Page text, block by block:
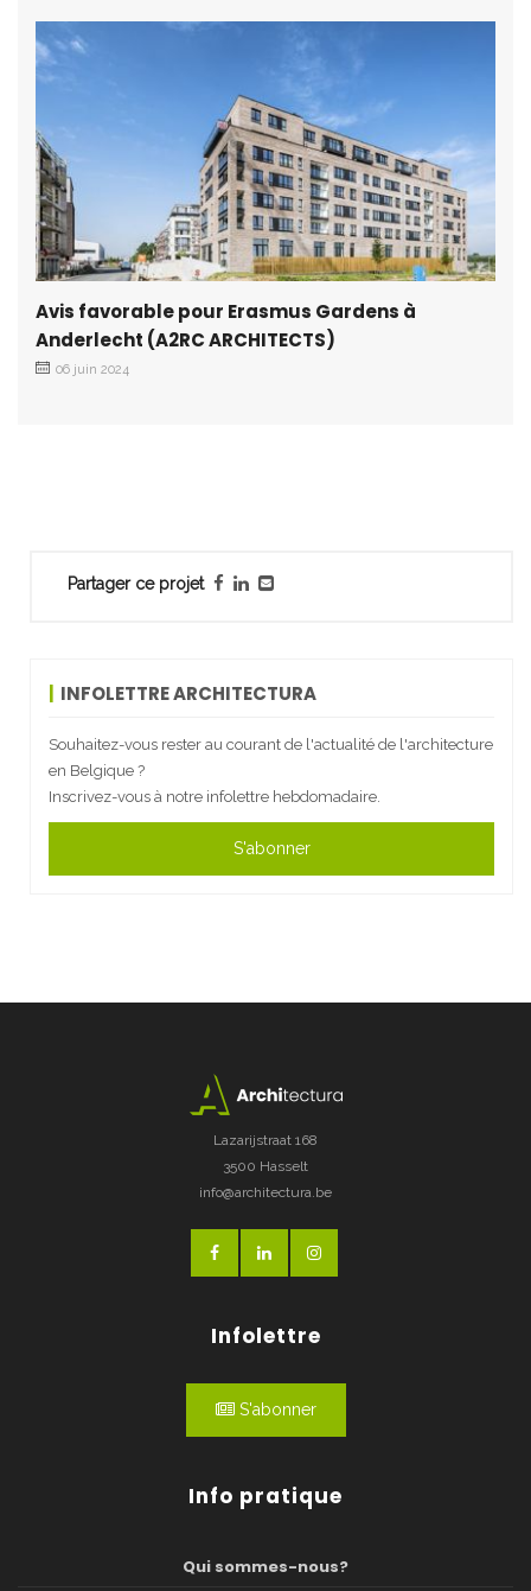
Partager ce projet
INFOLETTRE ARCHITECTURA
Souhaitez-vous rester au courant de l'actualité de l'architecture
en Belgique ?
Inscrivez-vous à notre infolettre hebdomadaire.
S'abonner
Avis favorable pour Erasmus Gardens à
Anderlecht (A2RC ARCHITECTS)
06 juin 2024
Lazarijstraat 168
3500 Hasselt
info@architectura.be
Infolettre
S'abonner
Info pratique
Qui sommes-nous?